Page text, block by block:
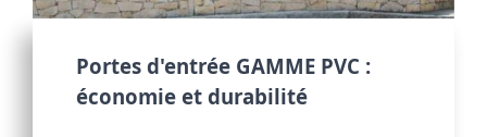
Portes d'entrée GAMME PVC :
économie et durabilité